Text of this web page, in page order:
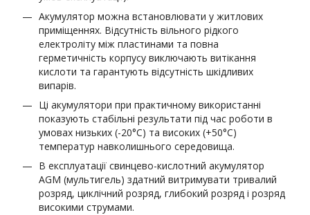
Акумулятор можна встановлювати у житлових
приміщеннях. Відсутність вільного рідкого
електроліту між пластинами та повна
герметичність корпусу виключають витікання
кислоти та гарантують відсутність шкідливих
випарів.
Ці акумулятори при практичному використанні
показують стабільні результати під час роботи в
умовах низьких (-20°С) та високих (+50°С)
температур навколишнього середовища.
В експлуатації свинцево-кислотний акумулятор
AGM (мультигель) здатний витримувати тривалий
розряд, циклічний розряд, глибокий розряд і розряд
високими струмами.